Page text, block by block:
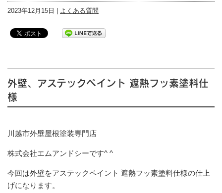
2023年12月15日 | よくある質問
外壁、アステックペイント 遮熱フッ素塗料仕
様
川越市外壁屋根塗装専門店
株式会社エムアンドシーです^ ^
今回は外壁をアステックペイント 遮熱フッ素塗料仕様の仕上
げになります。